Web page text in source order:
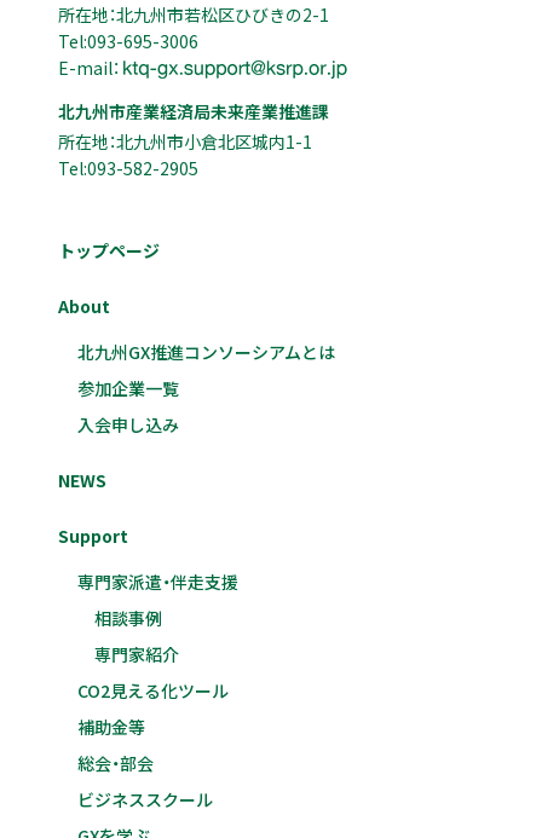
所在地：北九州市若松区ひびきの2-1
Tel:093-695-3006
E-mail：
北九州市産業経済局未来産業推進課
所在地：北九州市小倉北区城内1-1
Tel:093-582-2905
トップページ
About
北九州GX推進コンソーシアムとは
参加企業一覧
入会申し込み
NEWS
Support
専門家派遣・伴走支援
相談事例
専門家紹介
CO2見える化ツール
補助金等
総会・部会
ビジネススクール